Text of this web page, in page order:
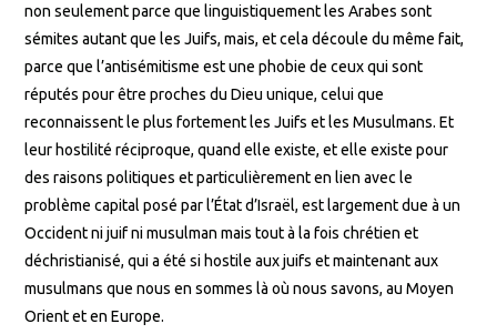
non seulement parce que linguistiquement les Arabes sont
sémites autant que les Juifs, mais, et cela découle du même fait,
parce que l’antisémitisme est une phobie de ceux qui sont
réputés pour être proches du Dieu unique, celui que
reconnaissent le plus fortement les Juifs et les Musulmans. Et
leur hostilité réciproque, quand elle existe, et elle existe pour
des raisons politiques et particulièrement en lien avec le
problème capital posé par l’État d’Israël, est largement due à un
Occident ni juif ni musulman mais tout à la fois chrétien et
déchristianisé, qui a été si hostile aux juifs et maintenant aux
musulmans que nous en sommes là où nous savons, au Moyen
Orient et en Europe.